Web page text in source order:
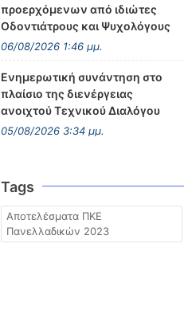
προερχόμενων από ιδιώτες
Οδοντιάτρους και Ψυχολόγους
06/08/2026 1:46 μμ.
Ενημερωτική συνάντηση στο
πλαίσιο της διενέργειας
ανοιχτού Τεχνικού Διαλόγου
05/08/2026 3:34 μμ.
Tags
Αποτελέσματα ΠΚΕ
Πανελλαδικών 2023